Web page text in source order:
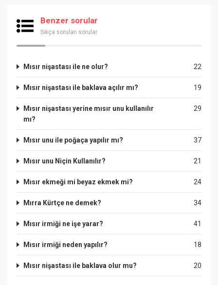
Benzer sorular
Sıkça sorulan sorular
22
Mısır nişastası ile ne olur?
19
Mısır nişastası ile baklava açılır mı?
29
Mısır nişastası yerine mısır unu kullanılır
mı?
37
Mısır unu ile poğaça yapılır mı?
21
Mısır unu Niçin Kullanılır?
24
Mısır ekmeği mi beyaz ekmek mi?
34
Mırra Kürtçe ne demek?
41
Mısır irmiği ne işe yarar?
18
Mısır irmiği neden yapılır?
20
Mısır nişastası ile baklava olur mu?